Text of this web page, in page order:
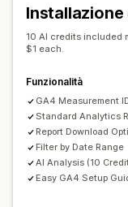
Elementi grafici e
Dashboard di analisi
10 AI credits included
$1 each.
Funzionalità
GA4 Measurement
Standard Analytics
Report Download
Filter by Date Range
AI Analysis (10
Easy GA4 Setup